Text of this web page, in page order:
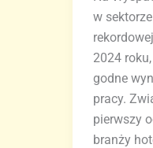
w
2024
godne
pracy.
pierwszy
branży